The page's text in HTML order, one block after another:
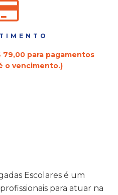
79,00 para pagamentos
o vencimento.)
Escolares é um
para atuar na